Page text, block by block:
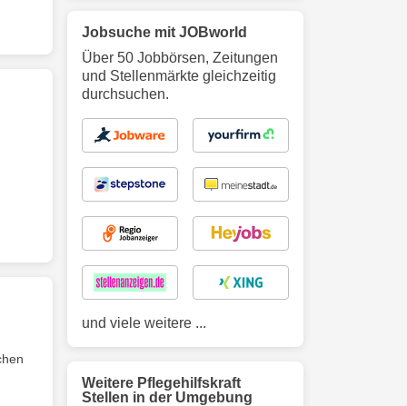
Jobsuche mit JOBworld
Über 50 Jobbörsen, Zeitungen
und Stellenmärkte gleichzeitig
durchsuchen.
und viele weitere ...
Weitere Pflegehilfskraft
Stellen in der Umgebung